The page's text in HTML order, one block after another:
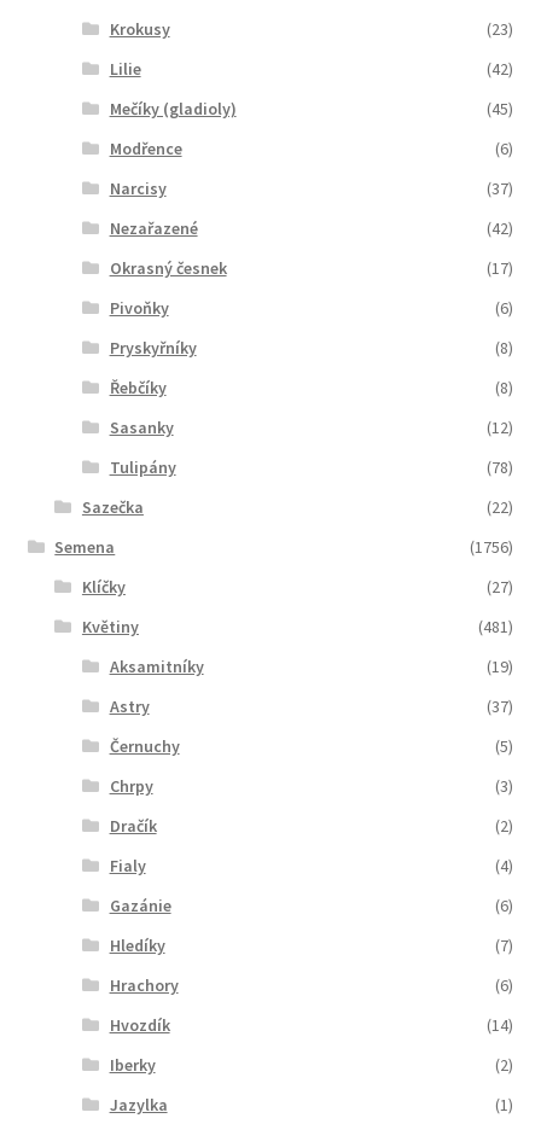
Krokusy
(23)
Lilie
(42)
Mečíky (gladioly)
(45)
Modřence
(6)
Narcisy
(37)
Nezařazené
(42)
Okrasný česnek
(17)
Pivoňky
(6)
Pryskyřníky
(8)
Řebčíky
(8)
Sasanky
(12)
Tulipány
(78)
Sazečka
(22)
Semena
(1756)
Klíčky
(27)
Květiny
(481)
Aksamitníky
(19)
Astry
(37)
Černuchy
(5)
Chrpy
(3)
Dračík
(2)
Fialy
(4)
Gazánie
(6)
Hledíky
(7)
Hrachory
(6)
Hvozdík
(14)
Iberky
(2)
Jazylka
(1)